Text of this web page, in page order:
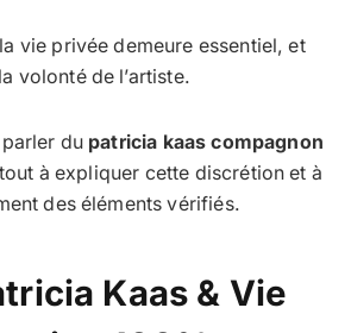
vie privée demeure essentiel, et
volonté de l’artiste.
du patricia kaas compagnon
à expliquer cette discrétion et à
des éléments vérifiés.
Kaas & Vie